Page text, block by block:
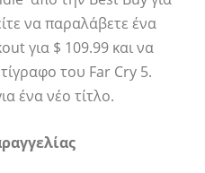
να παραλάβετε ένα
για $ 109.99 και να
του Far Cry 5.
ένα νέο τίτλο.